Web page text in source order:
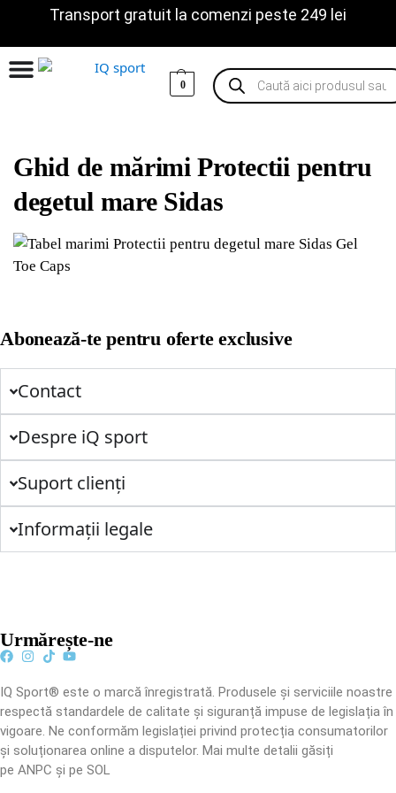
Transport gratuit la comenzi peste 249 lei
0
Ghid de mărimi Protectii pentru
degetul mare Sidas
Abonează-te pentru oferte exclusive
Contact
Despre iQ sport
Suport clienți
Informații legale
Urmărește-ne
IQ Sport® este o marcă înregistrată. Produsele și serviciile noastre
respectă standardele de calitate și siguranță impuse de legislația în
vigoare. Ne conformăm legislației privind protecția consumatorilor
și soluționarea online a disputelor. Mai multe detalii găsiți
pe ANPC și pe SOL